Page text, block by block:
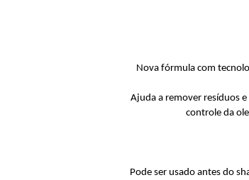
Nova fórmula com
Ajuda a remover resíduos
controle da
Pode ser usado antes do